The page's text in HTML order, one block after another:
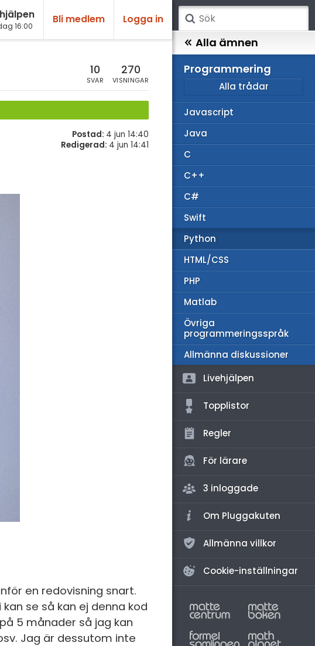
16:00
Bli medlem Logga in
10
SVAR
270
VISNINGAR
Postad: 4 jun 14:40
Redigerad: 4 jun 14:41
en redovisning snart.
se så kan ej denna kod
5 månader så jag kan
Jag är dessutom inte
Matematik
Kemi
Biologi
Teknik & Bygg
Alla ämnen
Programmering
Alla trådar
Javascript
Java
C
C++
C#
Swift
Python
HTML/CSS
PHP
Matlab
Övriga
programmeringsspråk
Allmänna diskussioner
Livehjälpen
Topplistor
Regler
För lärare
3 inloggade
Om Pluggakuten
Allmänna villkor
Cookie-inställningar